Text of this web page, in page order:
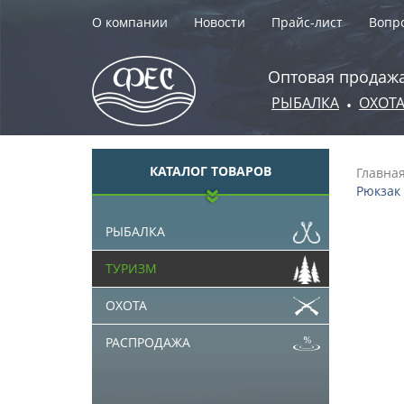
О компании Новости Прайс-лист
Оптовая
РЫБАЛКА • ОХОТА
КАТАЛОГ ТОВАРОВ
РЫБАЛКА
ТУРИЗМ
ОХОТА
РАСПРОДАЖА
Главная